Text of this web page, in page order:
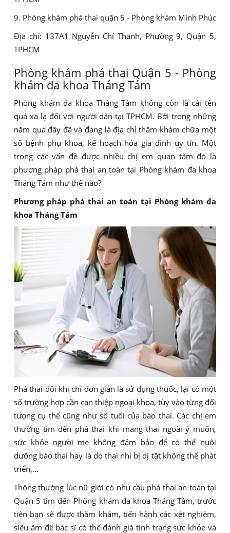
9. Phòng khám phá thai quận 5 - Phòng khám Minh Phúc
Địa chỉ: 137A1 Nguyễn Chí Thanh, Phường 9, Quận 5,
TPHCM
Phòng khám phá thai Quận 5 - Phòng
khám đa khoa Tháng Tám
Phòng khám đa khoa Tháng Tám không còn là cái tên
quá xa lạ đối với người dân tại TPHCM. Bởi trong những
năm qua đây đã và đang là địa chỉ thăm khám chữa một
số bệnh phụ khoa, kế hoạch hóa gia đình uy tín. Một
trong các vấn đề được nhiều chị em quan tâm đó là
phương pháp phá thai an toàn tại Phòng khám đa khoa
Tháng Tám như thế nào?
Phương pháp phá thai an toàn tại Phòng khám đa
khoa Tháng Tám
Phá thai đôi khi chỉ đơn giản là sử dụng thuốc, lại có một
số trường hợp cần can thiệp ngoại khoa, tùy vào từng đối
tượng cụ thể cũng như số tuổi của bào thai. Các chị em
thường tìm đến phá thai khi mang thai ngoài ý muốn,
sức khỏe người mẹ không đảm bảo để có thể nuôi
dưỡng bào thai hay là do thai nhi bị dị tật không thể phát
triển,...
Thông thường lúc nữ giới có nhu cầu phá thai an toàn tại
Quận 5 tìm đến Phòng khám đa khoa Tháng Tám, trước
tiên bạn sẽ được thăm khám, tiến hành các xét nghiệm,
siêu âm để bác sĩ có thể đánh giá tình trạng sức khỏe và